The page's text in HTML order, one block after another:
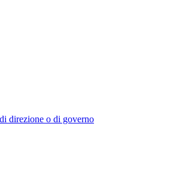
direzione o di governo